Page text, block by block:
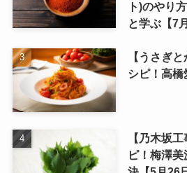
ト)のやり
と学ぶ【7
【うさぎ
シピ！高橋
【乃木坂
ピ！梅澤